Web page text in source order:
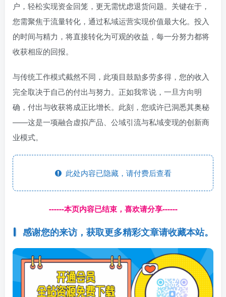
户，轻松实现资金回笼，更无需忧虑退货问题。关键在于，
您需聚焦于流量转化，通过私域运营实现价值最大化。投入
的时间与精力，将直接转化为可观的收益，每一分努力都将
收获相应的回报。
与传统工作模式截然不同，此项目鼓励多劳多得，您的收入
完全取决于自己的付出与努力。正如我常说，一旦方向明
确，付出与收获将成正比增长。此刻，您或许已洞悉其奥秘
——这是一项融合虚拟产品、公域引流与私域变现的创新商
业模式。
此处内容已隐藏，请付费后查看
------本页内容已结束，喜欢请分享------
感谢您的来访，获取更多精彩文章请收藏本站。